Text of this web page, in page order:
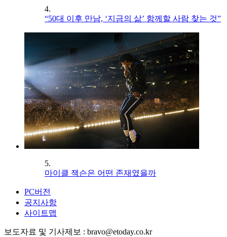
4.
“50대 이후 만남, ‘지금의 삶’ 함께할 사람 찾는 것”
5.
마이클 잭슨은 어떤 존재였을까
PC버전
공지사항
사이트맵
보도자료 및 기사제보 : bravo@etoday.co.kr